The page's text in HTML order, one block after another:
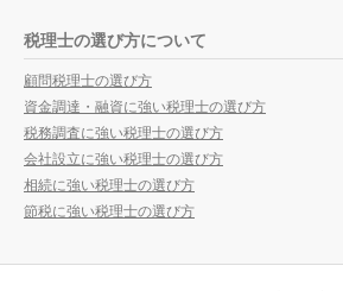
税理士の選び方について
顧問税理士の選び方
資金調達・融資に強い税理士の選び方
税務調査に強い税理士の選び方
会社設立に強い税理士の選び方
相続に強い税理士の選び方
節税に強い税理士の選び方